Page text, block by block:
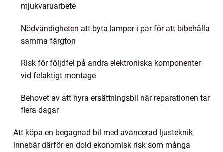
mjukvaruarbete
Nödvändigheten att byta lampor i par för att bibehålla
samma färgton
Risk för följdfel på andra elektroniska komponenter
vid felaktigt montage
Behovet av att hyra ersättningsbil när reparationen tar
flera dagar
Att köpa en begagnad bil med avancerad ljusteknik
innebär därför en dold ekonomisk risk som många